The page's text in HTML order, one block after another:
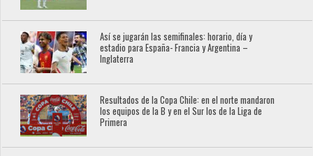
Así se jugarán las semifinales: horario, día y
estadio para España- Francia y Argentina –
Inglaterra
Resultados de la Copa Chile: en el norte mandaron
los equipos de la B y en el Sur los de la Liga de
Primera